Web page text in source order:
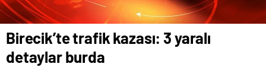
Birecik’te trafik kazası: 3 yaralı
detaylar burda